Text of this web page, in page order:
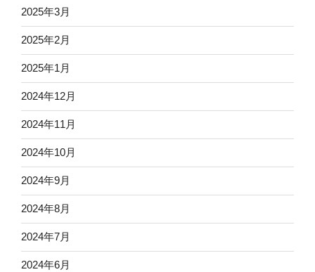
2025年3月
2025年2月
2025年1月
2024年12月
2024年11月
2024年10月
2024年9月
2024年8月
2024年7月
2024年6月